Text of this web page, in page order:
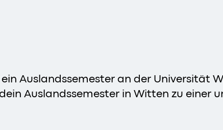
Auslandssemester an der Universität
Auslandssemester in Witten zu einer